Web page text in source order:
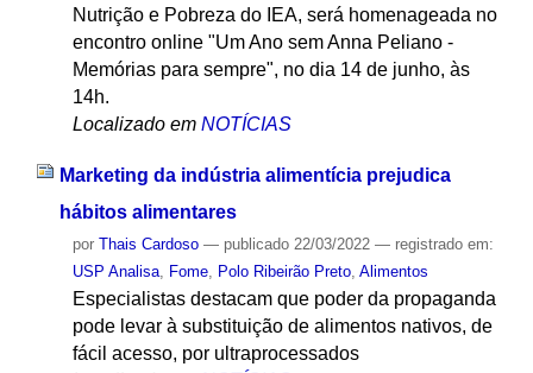
Nutrição e Pobreza do IEA, será homenageada no
encontro online "Um Ano sem Anna Peliano -
Memórias para sempre", no dia 14 de junho, às
14h.
Localizado em NOTÍCIAS
Marketing da indústria alimentícia prejudica
hábitos alimentares
por Thais Cardoso — publicado22/03/2022 — registrado em:
USP Analisa, Fome, Polo Ribeirão Preto, Alimentos
Especialistas destacam que poder da propaganda
pode levar à substituição de alimentos nativos, de
fácil acesso, por ultraprocessados